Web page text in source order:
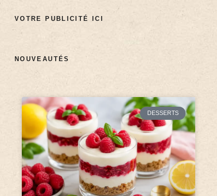
VOTRE PUBLICITÉ ICI
NOUVEAUTÉS
DESSERTS